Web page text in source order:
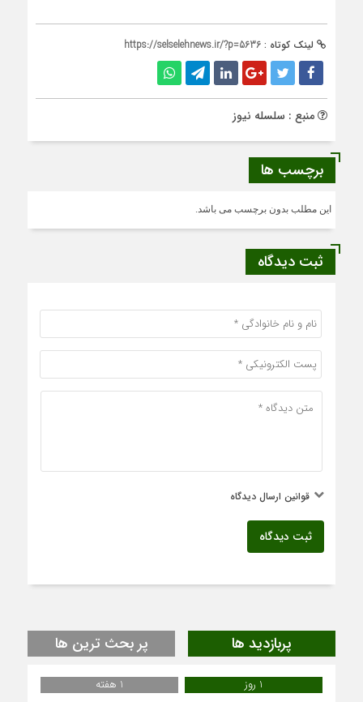
لینک کوتاه : https://selselehnews.ir/?p=5636
منبع : سلسله نیوز
برچسب ها
این مطلب بدون برچسب می باشد.
ثبت دیدگاه
قوانین ارسال دیدگاه
ثبت دیدگاه
پربازدید ها پر بحث ترین ها
1 روز
1 هفته